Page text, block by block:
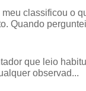
classificou o
Quando
que leio
observad...